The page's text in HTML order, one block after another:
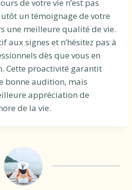
de votre vie n’est pas
un témoignage de votre
une meilleure qualité de vie.
aux signes et n’hésitez pas à
dès que vous en
Cette proactivité garantit
bonne audition, mais
appréciation de
de la vie.